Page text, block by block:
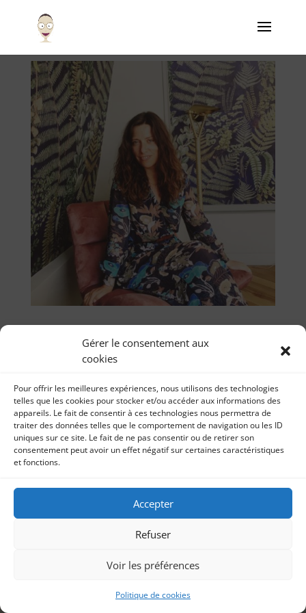
Gérer le consentement aux
cookies
Pour offrir les meilleures expériences, nous utilisons des technologies
telles que les cookies pour stocker et/ou accéder aux informations des
appareils. Le fait de consentir à ces technologies nous permettra de
traiter des données telles que le comportement de navigation ou les ID
uniques sur ce site. Le fait de ne pas consentir ou de retirer son
consentement peut avoir un effet négatif sur certaines caractéristiques
et fonctions.
Accepter
Refuser
Voir les préférences
Politique de cookies
Sonia Imbert|23, Juil 2019|Féminin
Féminin pub 23 juillet 2019 Il est temps. Il est temps
de sortir les crocs. Il est temps d’affûter nos griffes. Il